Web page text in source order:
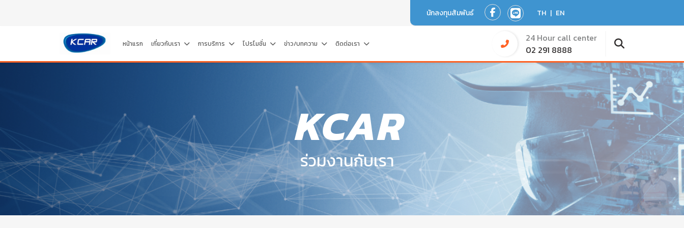
นักลงทุนสัมพันธ์ TH | EN
หน้าแรก เกี่ยวกับเรา การบริการ โปรโมชั่น ข่าว/บทความ ติดต่อเรา
24 Hour call center
02 291 8888
KCAR
ร่วมงานกับเรา